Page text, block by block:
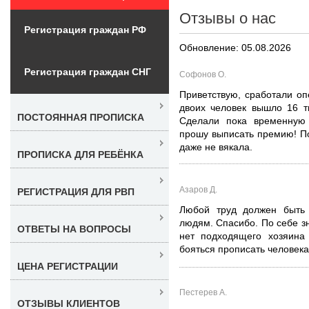
Отзывы о нас
Обновление: 05.08.2026
Софонов О.
Приветствую, сработали
двоих человек вышло 16
Сделали пока временную
прошу выписать премию!
даже не вякала.
Азаров Д.
Любой труд должен быть
людям. Спасибо. По себе
нет подходящего
бояться прописать
Пестерев А.
Регистрация граждан РФ
Регистрация граждан СНГ
ПОСТОЯННАЯ ПРОПИСКА
ПРОПИСКА ДЛЯ РЕБЁНКА
РЕГИСТРАЦИЯ ДЛЯ РВП
ОТВЕТЫ НА ВОПРОСЫ
ЦЕНА РЕГИСТРАЦИИ
ОТЗЫВЫ КЛИЕНТОВ